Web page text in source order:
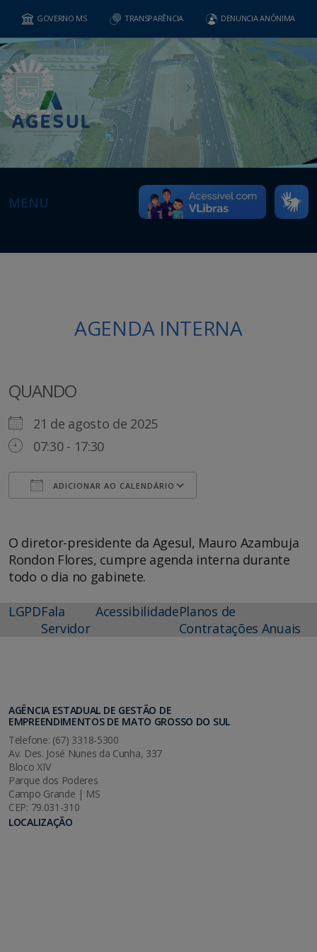
GOVERNO MS TRANSPARÊNCIA DENUNCIA ANÔNIMA
MENU
AGENDA INTERNA
QUANDO
21 de agosto de 2025
07:30 - 17:30
ADICIONAR AO CALENDÁRIO
O diretor-presidente da Agesul, Mauro Azambuja
Rondon Flores, cumpre agenda interna durante
todo o dia no gabinete.
LGPDFala
Servidor
AcessibilidadePlanos de
Contratações Anuais
AGÊNCIA ESTADUAL DE GESTÃO DE
EMPREENDIMENTOS DE MATO GROSSO DO SUL
Telefone: (67) 3318-5300
Av. Des. José Nunes da Cunha, 337
Bloco XIV
Parque dos Poderes
Campo Grande | MS
CEP: 79.031-310
LOCALIZAÇÃO